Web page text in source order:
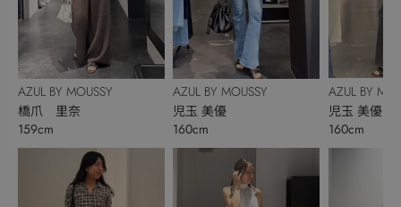
AZUL BY MOUSSY
橋爪 里奈
159cm
AZUL BY MOUSSY
児玉 美優
160cm
AZUL BY
児玉 美優
160cm